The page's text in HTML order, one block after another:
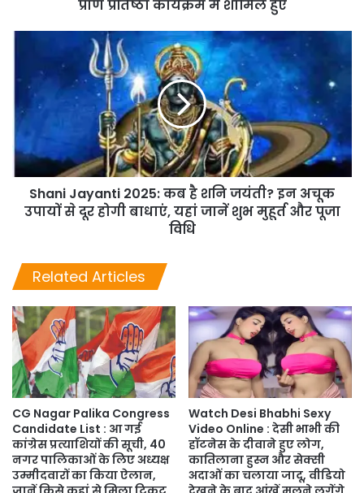
प्राण प्रतिष्ठा कार्यक्रम में शामिल हुए
Shani Jayanti 2025: कब है शनि जयंती? इन अचूक
उपायों से दूर होगी बाधाएं, यहां जानें शुभ मुहूर्त और पूजा
विधि
Related Articles
CG Nagar Palika Congress
Candidate List : आ गई
कांग्रेस प्रत्याशियों की सूची, 40
नगर पालिकाओं के लिए अध्यक्ष
उम्मीदवारों का किया ऐलान,
Watch Desi Bhabhi Sexy
Video Online : देसी भाभी की
हॉटनेस के दीवाने हुए लोग,
कातिलाना हुस्न और सेक्सी
अदाओं का चलाया जादू, वीडियो